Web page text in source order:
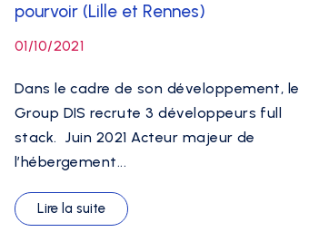
pourvoir (Lille et Rennes)
01/10/2021
Dans le cadre de son développement, le
Group DIS recrute 3 développeurs full
stack. Juin 2021 Acteur majeur de
l’hébergement...
Lire la suite